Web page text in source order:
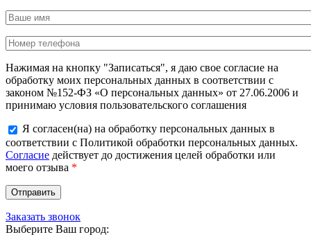
Нажимая на кнопку "Записаться", я даю свое согласие на
обработку моих персональных данных в соответствии с
законом №152-ФЗ «О персональных данных» от 27.06.2006 и
принимаю условия пользовательского соглашения
Я согласен(на) на обработку персональных данных в
соответствии с Политикой обработки персональных данных.
Согласие действует до достижения целей обработки или
моего отзыва *
Заказать звонок
Выберите Ваш город: